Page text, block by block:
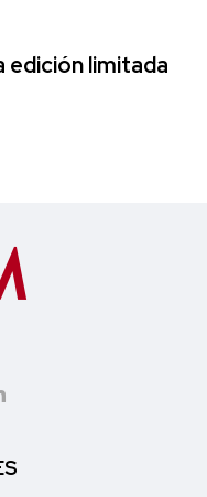
edición limitada